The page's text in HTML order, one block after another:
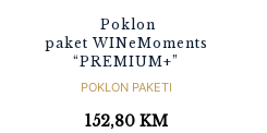
Poklon
paket WINeMoments
“PREMIUM+”
POKLON PAKETI
152,80 KM